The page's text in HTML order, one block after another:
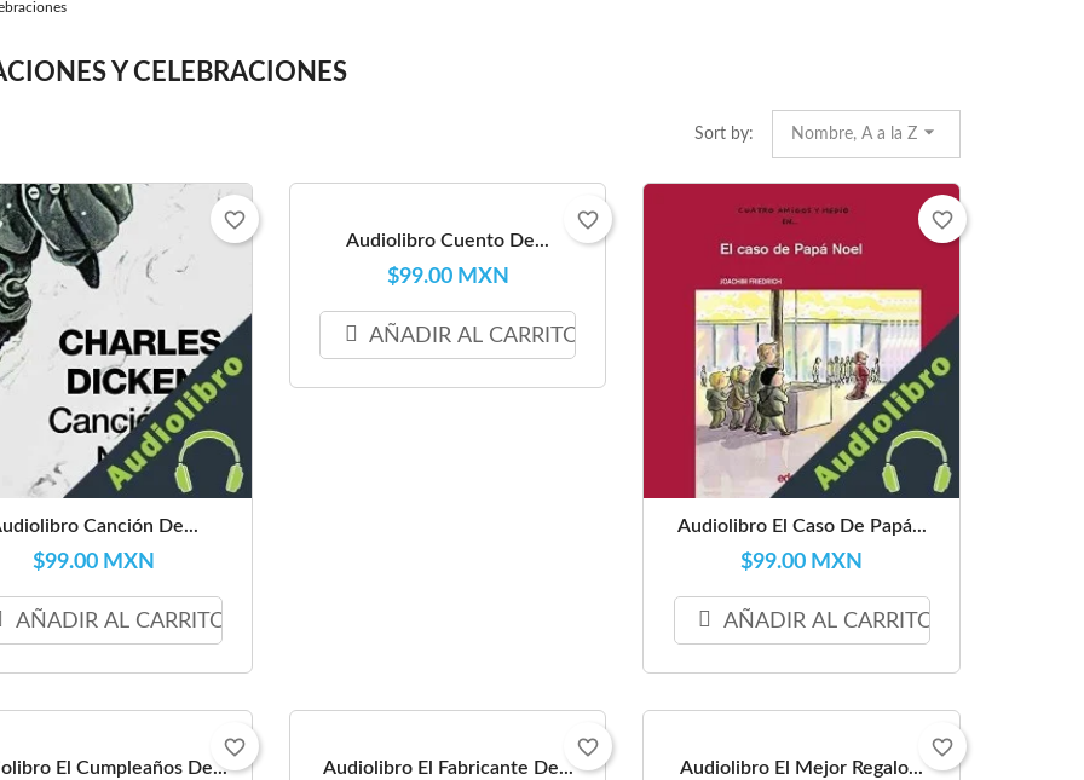
Y CELEBRACIONES
Sort by: Nombre, A a la Z
Canción De...
$99.00 MXN
AÑADIR AL CARRITO
favorite_border
Audiolibro Cuento De...
$99.00 MXN
AÑADIR AL CARRITO
favorite_border
Audiolibro El Caso De Papá...
$99.00 MXN
AÑADIR AL CARRITO
favorite_border
El Cumpleaños De...
favorite_border
Audiolibro El Fabricante De...
favorite_border
Audiolibro El Mejor Regalo...
favorite_border